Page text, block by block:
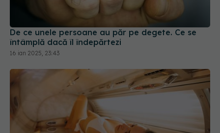
De ce unele persoane au păr pe degete. Ce se
întâmplă dacă îl îndepărtezi
16 ian 2025, 23:43